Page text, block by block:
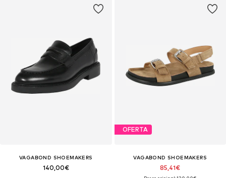
VAGABOND SHOEMAKERS
140,00€
OFERTA
VAGABOND SHOEMAKERS
85,41€